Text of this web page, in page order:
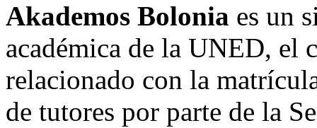
Akademos Bolonia es un
académica de la UNED, el
relacionado con la
de tutores por parte de la